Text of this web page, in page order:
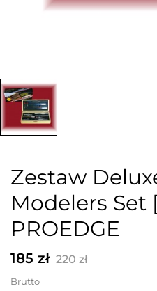
Zestaw
Modelers Set
PROEDGE
185 zł 220 zł
Brutto